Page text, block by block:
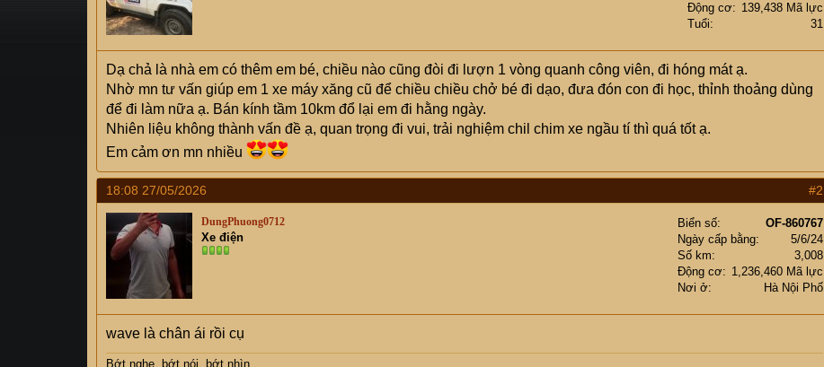
t
a
e
r
Động cơ
139,438 Mã lực
Tuổi
31
Dạ chả là nhà em có thêm em bé, chiều nào cũng đòi đi lượn 1 vòng quanh công viên, đi hóng mát ạ.
Nhờ mn tư vấn giúp em 1 xe máy xăng cũ để chiều chiều chở bé đi dạo, đưa đón con đi học, thỉnh thoảng dùng
để đi làm nữa ạ. Bán kính tầm 10km đổ lại em đi hằng ngày.
Nhiên liệu không thành vấn đề ạ, quan trọng đi vui, trải nghiệm chil chim xe ngầu tí thì quá tốt ạ.
Em cảm ơn mn nhiều
18:08 27/05/2026 #2
DungPhuong0712
Xe điện
Biển số
OF-860767
Ngày cấp bằng
5/6/24
Số km
3,008
Động cơ
1,236,460 Mã lực
Nơi ở
Hà Nội Phố
wave là chân ái rồi cụ
Bớt nghe, bớt nói, bớt nhìn